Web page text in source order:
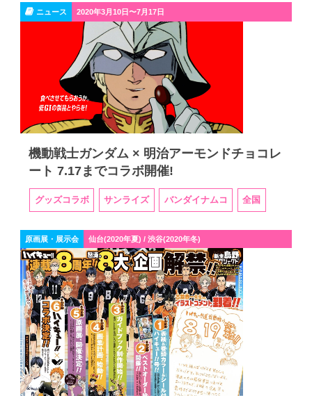
ニュース 2020年3月10日〜7月17日
機動戦士ガンダム × 明治アーモンドチョコレ
ート 7.17までコラボ開催!
グッズコラボ サンライズ バンダイナムコ 全国
原画展・展示会 仙台(2020年夏) / 渋谷(2020年冬)